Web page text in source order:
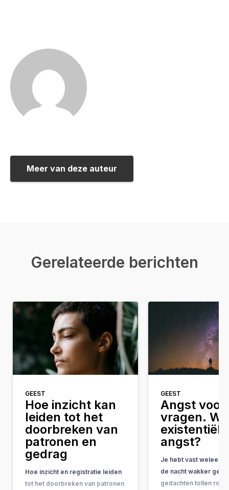
Meer van deze auteur
Gerelateerde berichten
GEEST
Hoe inzicht kan
leiden tot het
doorbreken van
patronen en
gedrag
Hoe inzicht en registratie leiden
tot het doorbreken van patronen
GEEST
Angst voor
vragen.
existentiële
angst?
Je hebt vast weleens
de nacht wakker
gedachten tollen